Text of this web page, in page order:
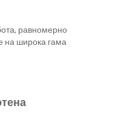
равномерно
на широка гама